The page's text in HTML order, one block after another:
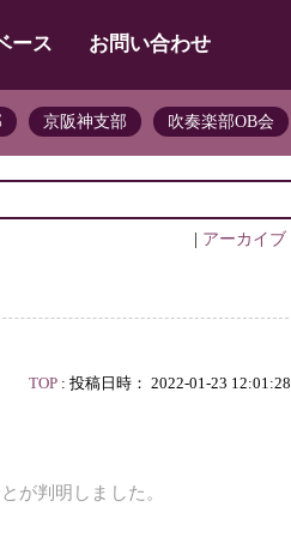
ース お問い合わせ
京阪神支部 吹奏楽部OB会
アーカイブ
TOP : 投稿日時： 2022-01-23 12:01:28
が判明しました。